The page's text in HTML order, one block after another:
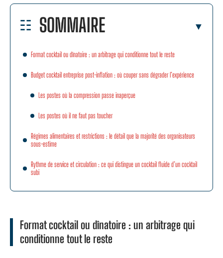
SOMMAIRE
Format cocktail ou dînatoire : un arbitrage qui conditionne tout le reste
Budget cocktail entreprise post-inflation : où couper sans dégrader l’expérience
Les postes où la compression passe inaperçue
Les postes où il ne faut pas toucher
Régimes alimentaires et restrictions : le détail que la majorité des organisateurs
sous-estime
Rythme de service et circulation : ce qui distingue un cocktail fluide d’un cocktail
subi
Format cocktail ou dînatoire : un arbitrage qui
conditionne tout le reste